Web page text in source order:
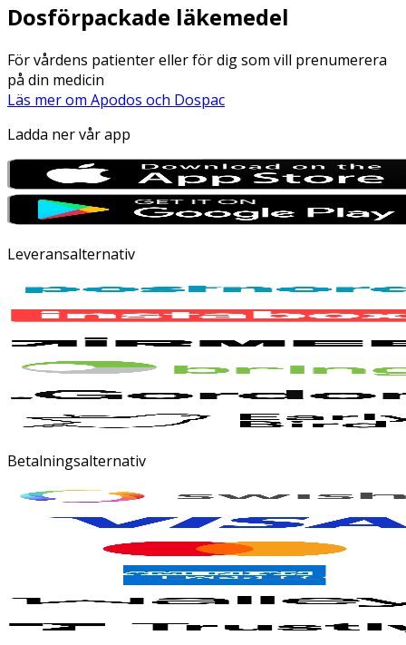
Dosförpackade läkemedel
För vårdens patienter eller för dig som vill prenumerera
på din medicin
Läs mer om Apodos och Dospac
Ladda ner vår app
Leveransalternativ
Betalningsalternativ